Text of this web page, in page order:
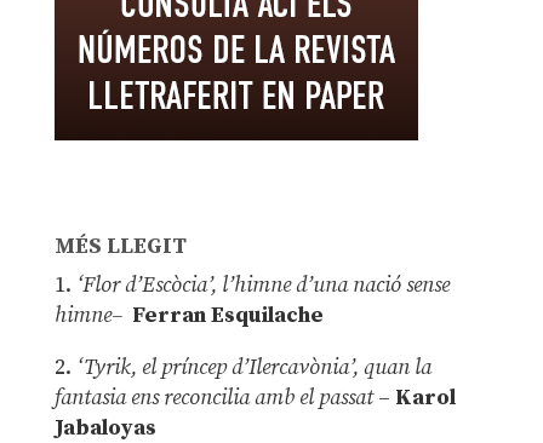
MÉS LLEGIT
1. ‘Flor d’Escòcia’, l’himne d’una nació sense
himne– Ferran Esquilache
2. ‘Tyrik, el príncep d’Ilercavònia’, quan la
fantasia ens reconcilia amb el passat– Karol
Jabaloyas